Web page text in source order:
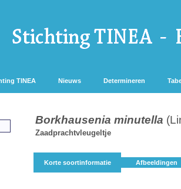
TINEA Nieuws Determineren
Borkhausenia minutella
Zaadprachtvleugeltje
Korte soortinformatie Afbeeldingen